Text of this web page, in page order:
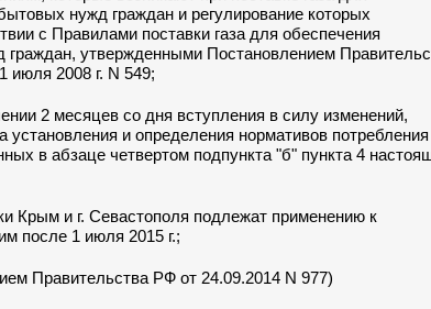
нужд граждан и регулирование которых
с Правилами поставки газа для обеспечения
утвержденными Постановлением
июля 2008 г. N 549;
2 месяцев со дня вступления в силу изменений,
установления и определения нормативов потребления
в абзаце четвертом подпункта "б" пункта 4
Крым и г. Севастополя подлежат применению к
после 1 июля 2015 г.;
Правительства РФ от 24.09.2014 N 977)